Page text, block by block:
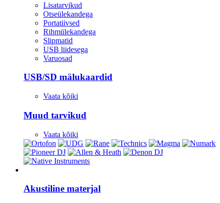
Lisatarvikud
Otseülekandega
Portatiivsed
Rihmülekandega
Slipmatid
USB liidesega
Varuosad
USB/SD mälukaardid
Vaata kõiki
Muud tarvikud
Vaata kõiki
Akustiline materjal